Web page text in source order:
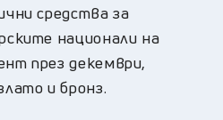
средства за
национали на
през декември,
и бронз.